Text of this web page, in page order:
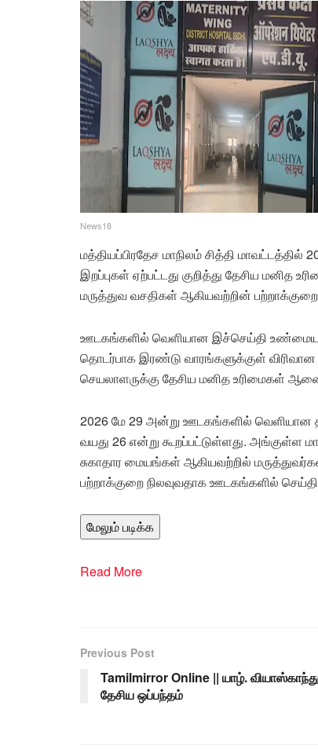
News18
மத்தியப்பிரதேச மாநிலம் சித்தி
இறப்புகள் ஏற்பட்டது குறித்து தேசிய மனித
மருத்துவ வசதிகள் ஆகியவற்றின் பற்றாக்குறை
ஊடகங்களில் வெளியான இச்செய்தி
தொடர்பாக இரண்டு வாரங்களுக்குள்
செயலாளருக்கு தேசிய மனித உரிமைகள்
2026 மே 29 அன்று ஊடகங்களில் வெளியான
வயது 26 என்று கூறப்பட்டுள்ளது. அங்குள்ள
சுகாதார மையங்கள் ஆகியவற்றில்
பற்றாக்குறை நிலவுவதாக ஊடகங்களில்
மேலும் படிக்க
Read More
Previous Post
Tamilmirror Online || யாழ்.
தேசிய ஒப்பந்தம்